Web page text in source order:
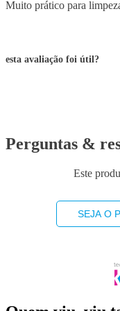
Muito prático para
esta avaliação foi útil?
Perguntas &
Este
SEJA O